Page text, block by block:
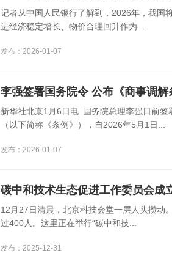
记者从中国人民银行了解到，2026年，我国
进经济稳定增长、物价合理回升作为...
发布：2026-01-07
李强签署国务院令 公布《商事调解
新华社北京1月6日电 国务院总理李强日前签
（以下简称《条例》），自2026年5月1日...
发布：2026-01-07
12月27日清晨，北京科技会堂一层人头攒动
过400人。这里正在举行“碳中和技...
发布：2025-12-31